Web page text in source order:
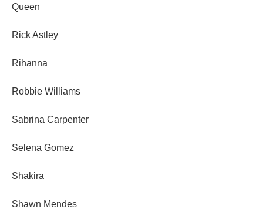
Queen
Rick Astley
Rihanna
Robbie Williams
Sabrina Carpenter
Selena Gomez
Shakira
Shawn Mendes